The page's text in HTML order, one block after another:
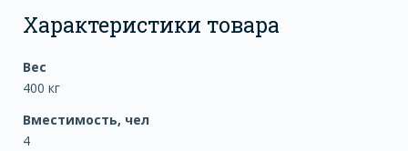
Характеристики товара
Вес
400 кг
Вместимость, чел
4